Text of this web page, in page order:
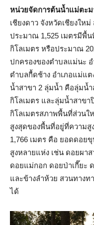
หน่วยจัดการต้นน้ำแม่ตะ
เชียงดาว จังหวัดเชียงให
ประมาณ 1,525 เมตรมีพื้น
กิโลเมตร หรือประมาณ
ปกครองของตำบลแม่นะ
ตำบลกื้ดช้าง อำเภอแม่แ
น้ำสาขา 2 ลุ่มน้ำ คือลุ่มน้ำ
กิโลเมตร และลุ่มน้ำสาขา
กิโลเมตรสภาพพื้นที่ส่วน
สูงสุดของพื้นที่อยู่ที่ความสู
1,766 เมตร คือ ยอดดอย
สูงหลายแห่ง เช่น ดอยผา
ดอยแม่กอก ดอยป่าเกี๊ยะ
และข้างลำห้วย สวนทาง
ได้